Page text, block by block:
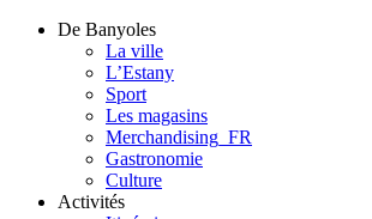
De Banyoles
La ville
L’Estany
Sport
Les magasins
Merchandising_FR
Gastronomie
Culture
Activités